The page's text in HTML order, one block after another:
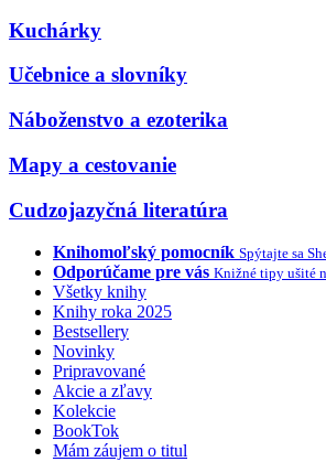
Kuchárky
Učebnice a slovníky
Náboženstvo a ezoterika
Mapy a cestovanie
Cudzojazyčná literatúra
Knihomoľský pomocník Spýtajte sa
Odporúčame pre vás Knižné tipy ušité
Všetky knihy
Knihy roka 2025
Bestsellery
Novinky
Pripravované
Akcie a zľavy
Kolekcie
BookTok
Mám záujem o titul